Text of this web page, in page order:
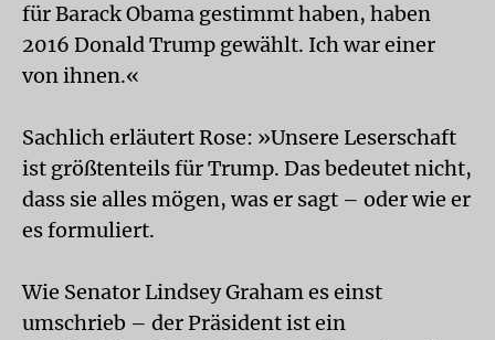
für Barack Obama gestimmt haben, haben
2016 Donald Trump gewählt. Ich war einer
von ihnen.«
Sachlich erläutert Rose: »Unsere Leserschaft
ist größtenteils für Trump. Das bedeutet nicht,
dass sie alles mögen, was er sagt – oder wie er
es formuliert.
Wie Senator Lindsey Graham es einst
umschrieb – der Präsident ist ein